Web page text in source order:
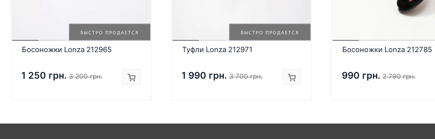
БЫСТРО ПРОДАЕТСЯ
Босоножки Lonza 212965
1 250 грн. 3 200 грн.
БЫСТРО ПРОДАЕТСЯ
Туфли Lonza 212971
1 990 грн. 3 700 грн.
Босоножки Lonza 212785
990 грн. 2 790 грн.